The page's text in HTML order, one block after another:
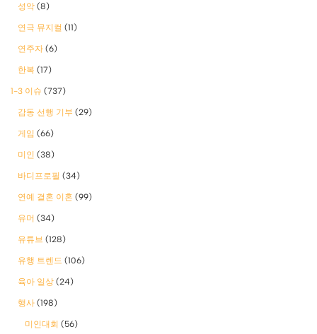
성악 (8)
연극 뮤지컬 (11)
연주자 (6)
한복 (17)
1-3 이슈 (737)
감동 선행 기부 (29)
게임 (66)
미인 (38)
바디프로필 (34)
연예 결혼 이혼 (99)
유머 (34)
유튜브 (128)
유행 트렌드 (106)
육아 일상 (24)
행사 (198)
미인대회 (56)